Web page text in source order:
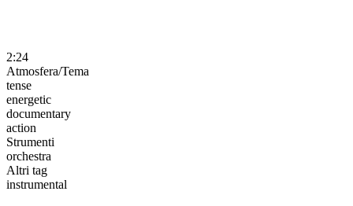
2:24
Atmosfera/Tema
tense
energetic
documentary
action
Strumenti
orchestra
Altri tag
instrumental